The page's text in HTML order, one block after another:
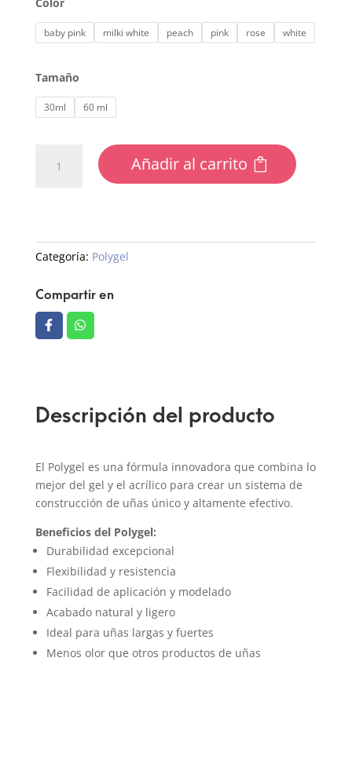
baby pink milki white peach pink rose white
Tamaño
30ml 60 ml
cantidad
Añadir al carrito
Categoría: Polygel
Compartir en
Descripción del producto
El Polygel es una fórmula innovadora que combina lo
mejor del gel y el acrílico para crear un sistema de
construcción de uñas único y altamente efectivo.
Beneficios del Polygel:
Durabilidad excepcional
Flexibilidad y resistencia
Facilidad de aplicación y modelado
Acabado natural y ligero
Ideal para uñas largas y fuertes
Menos olor que otros productos de uñas